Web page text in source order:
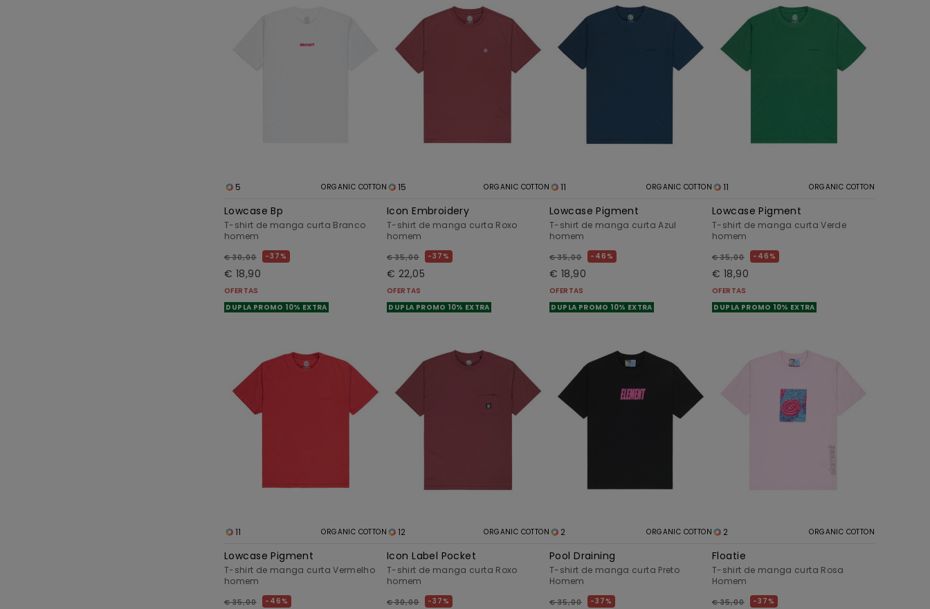
5 ORGANIC COTTON
Lowcase Bp
T-shirt de manga curta Branco
homem
€ 30,00 37%
€ 18,90
OFERTAS
DUPLA PROMO 10% EXTRA
15 ORGANIC COTTON
Icon Embroidery
T-shirt de manga curta Roxo
homem
€ 35,00 37%
€ 22,05
OFERTAS
DUPLA PROMO 10% EXTRA
11 ORGANIC COTTON
Lowcase Pigment
T-shirt de manga curta Azul
homem
€ 35,00 46%
€ 18,90
OFERTAS
DUPLA PROMO 10% EXTRA
11 ORGANIC COTTON
Lowcase Pigment
T-shirt de manga curta Verde
homem
€ 35,00 46%
€ 18,90
OFERTAS
DUPLA PROMO 10% EXTRA
11 ORGANIC COTTON
Lowcase Pigment
T-shirt de manga curta Vermelho
homem
€ 35,00 46%
12 ORGANIC COTTON
Icon Label Pocket
T-shirt de manga curta Roxo
homem
€ 30,00 37%
2 ORGANIC COTTON
Pool Draining
T-shirt de manga curta Preto
Homem
€ 35,00 37%
2 ORGANIC COTTON
Floatie
T-shirt de manga curta Rosa
Homem
€ 35,00 37%